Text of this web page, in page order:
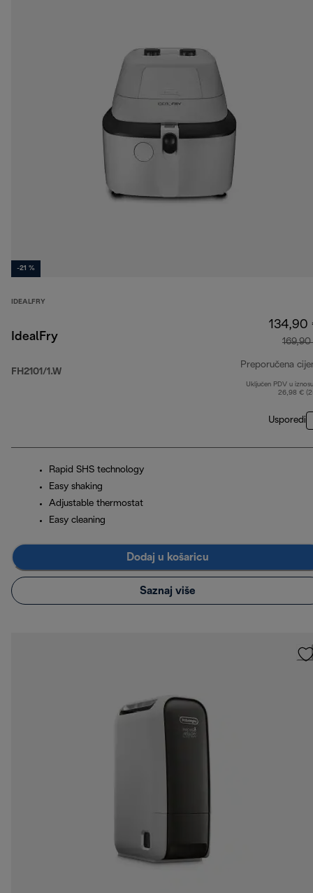
-21 %
IDEALFRY
IdealFry
FH2101/1.W
134,90
Preporučena
Uključen PDV u
26,98 €
Usporedi
Rapid SHS technology
Easy shaking
Adjustable thermostat
Easy cleaning
Dodaj u košaricu
Saznaj više